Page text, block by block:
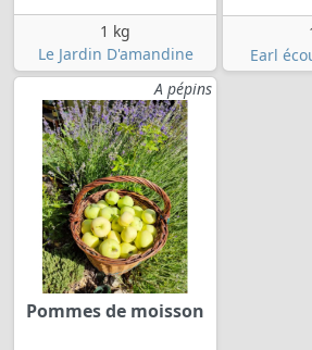
1 kg
Le Jardin D'amandine
Earl
A pépins
Pommes de moisson